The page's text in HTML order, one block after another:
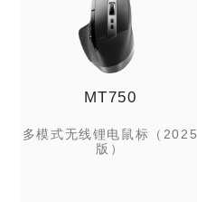
MT750
多模式无线锂电鼠标（2025
版）